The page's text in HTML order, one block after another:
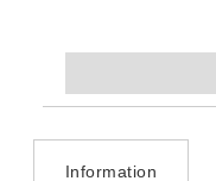
Information